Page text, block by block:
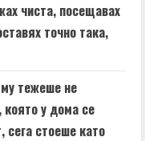
чиста, посещавах
точно така,
тежеше не
която у дома се
сега стоеше като